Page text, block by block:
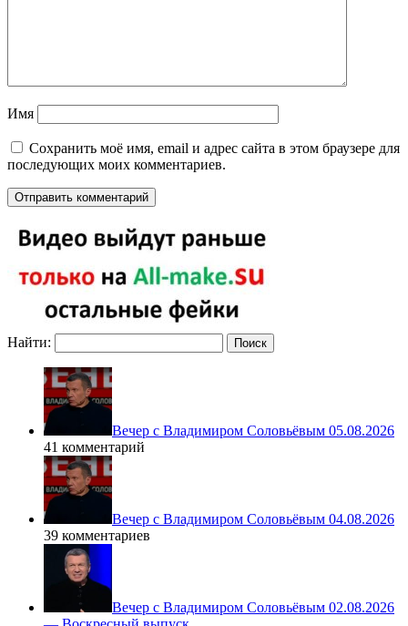
Имя
Сохранить моё имя, email и адрес сайта в этом браузере для
последующих моих комментариев.
Найти:
Вечер с Владимиром Соловьёвым 05.08.2026
41 комментарий
Вечер с Владимиром Соловьёвым 04.08.2026
39 комментариев
Вечер с Владимиром Соловьёвым 02.08.2026